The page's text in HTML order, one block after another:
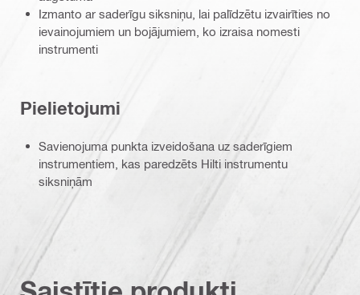
Izmanto ar saderīgu siksniņu, lai palīdzētu izvairīties no
ievainojumiem un bojājumiem, ko izraisa nomesti
instrumenti
Pielietojumi
Savienojuma punkta izveidošana uz saderīgiem
instrumentiem, kas paredzēts Hilti instrumentu
siksniņām